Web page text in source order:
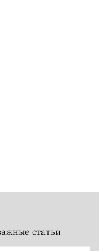
статьи